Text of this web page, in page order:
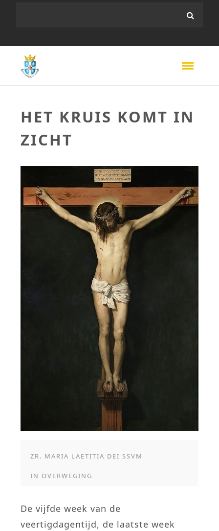
HET KRUIS KOMT IN
ZICHT
ZR. MARIA LAETITIA DEI SSVM
IN OVERWEGING
De vijfde week van de
veertigdagentijd, de laatste week